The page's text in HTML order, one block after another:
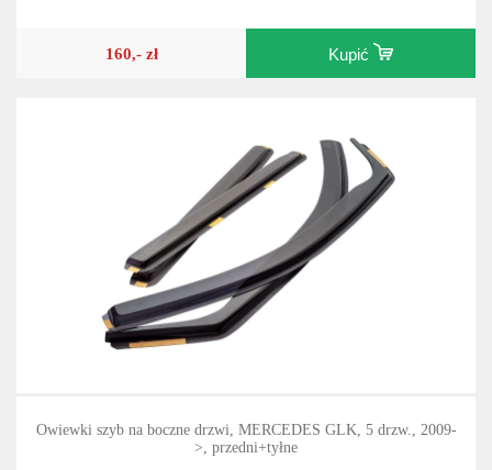
160,- zł Kupić
Owiewki szyb na boczne drzwi, MERCEDES GLK, 5 drzw., 2009-
>, przedni+tyłne